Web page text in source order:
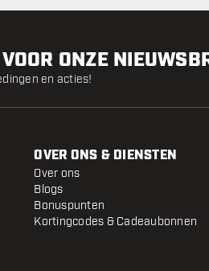
ONZE
en acties!
OVER ONS & DIENSTEN
Over ons
Blogs
Bonuspunten
Kortingcodes & Cadeaubonnen